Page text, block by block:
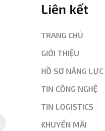
Liên kết
TRANG CHỦ
GIỚI THIỆU
HỒ SƠ NĂNG LỰC
TIN CÔNG NGHỆ
TIN LOGISTICS
KHUYẾN MÃI